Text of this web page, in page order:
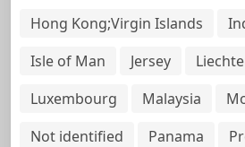
Hong Kong;Virgin Islands
Isle of Man
Jersey
Luxembourg
Malaysia
Not identified
Panama